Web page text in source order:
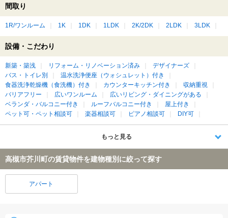
間取り
1R/ワンルーム 1K 1DK 1LDK 2K/2DK 2LDK 3LDK
設備・こだわり
新築・築浅 リフォーム・リノベーション済み
デザイナーズ
バス・トイレ別
温水洗浄便座（ウォシュレット）付き
食器洗浄乾燥機（食洗機）付き
カウンターキッチン付き
収納重視
バリアフリー
広いワンルーム
広いリビング・ダイニングがある
ベランダ・バルコニー付き
ルーフバルコニー付き
屋上付き
ペット可・ペット相談可
楽器相談可 ピアノ相談可 DIY可
もっと見る
高槻市芥川町の賃貸物件を建物種別に絞って探す
アパート